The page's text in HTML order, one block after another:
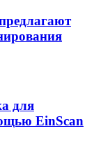
для
EinScan